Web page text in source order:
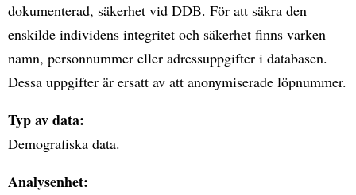
dokumenterad, säkerhet vid DDB. För att säkra den
enskilde individens integritet och säkerhet finns varken
namn, personnummer eller adressuppgifter i databasen.
Dessa uppgifter är ersatt av att anonymiserade löpnummer.
Typ av data:
Demografiska data.
Analysenhet: